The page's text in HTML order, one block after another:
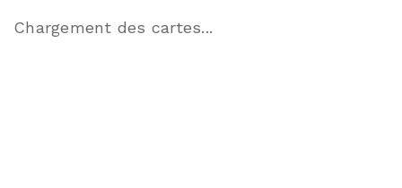
Chargement des cartes...